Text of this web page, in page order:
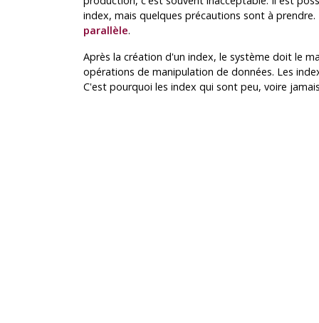
index, mais quelques précautions sont à
parallèle.
Après la création d'un index, le système doit le
opérations de manipulation de données. Les
C'est pourquoi les index qui sont peu, voire